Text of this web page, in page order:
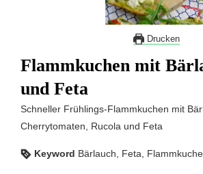
Drucken
Flammkuchen mit
und Feta
Schneller Frühlings-Flammkuchen mit Bärlauchpesto,
Cherrytomaten, Rucola und Feta
Keyword Bärlauch, Feta,